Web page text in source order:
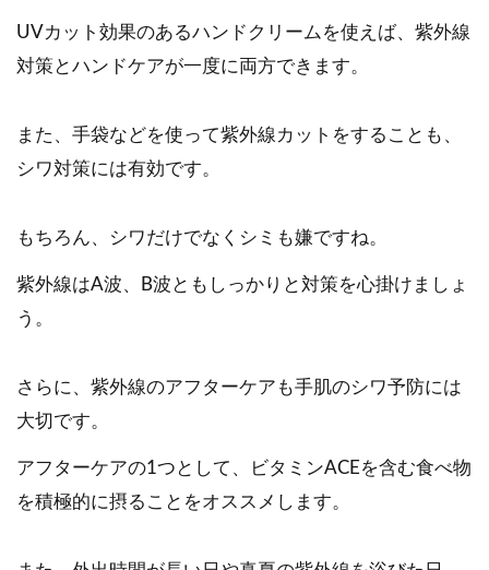
UVカット効果のあるハンドクリームを使えば、紫外線
対策とハンドケアが一度に両方できます。
また、手袋などを使って紫外線カットをすることも、
シワ対策には有効です。
もちろん、シワだけでなくシミも嫌ですね。
紫外線はA波、B波ともしっかりと対策を心掛けましょ
う。
さらに、紫外線のアフターケアも手肌のシワ予防には
大切です。
アフターケアの1つとして、ビタミンACEを含む食べ物
を積極的に摂ることをオススメします。